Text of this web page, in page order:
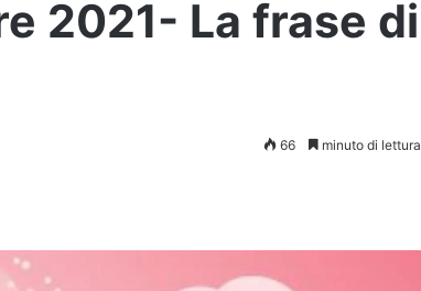
2021- La frase di
66 minuto di lettura